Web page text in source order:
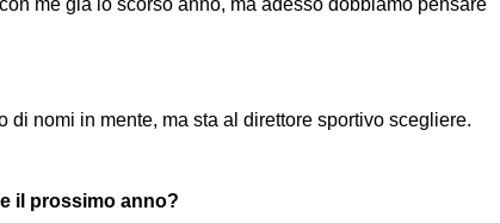
di nomi in mente, ma sta al direttore sportivo scegliere.
il prossimo anno?